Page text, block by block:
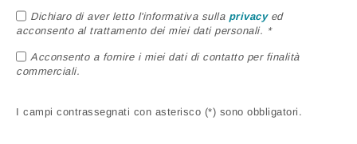
Dichiaro di aver letto l'informativa sulla privacyed
acconsento al trattamento dei miei dati personali. *
Acconsento a fornire i miei dati di contatto per finalità
commerciali.
I campi contrassegnati con asterisco (*) sono obbligatori.